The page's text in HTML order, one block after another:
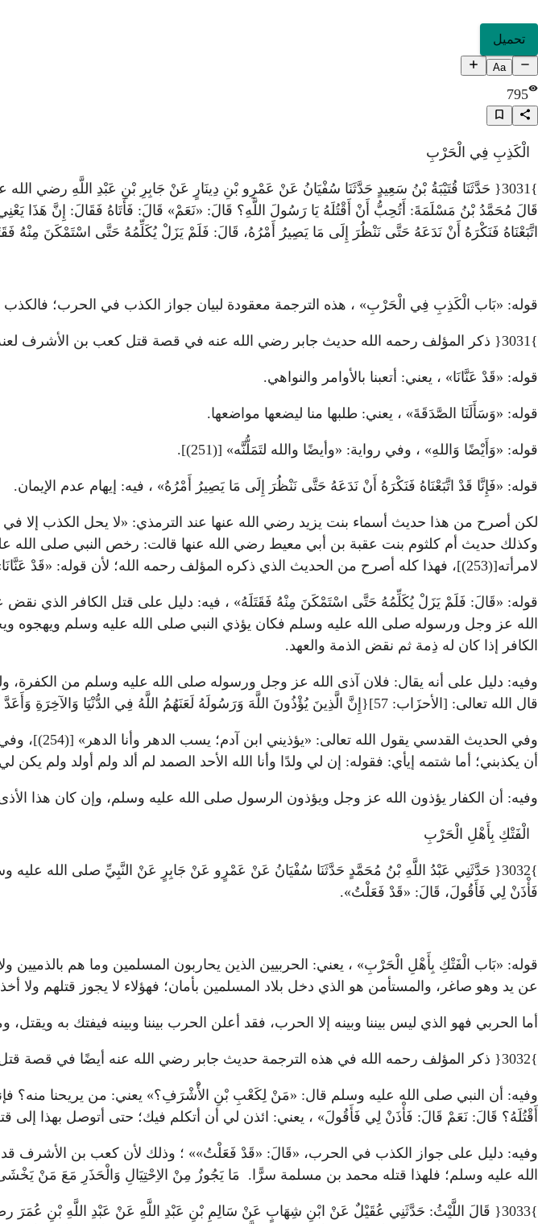
تحميل
Aa
795
الْكَذِبِ فِي الْحَرْبِ
}3031{ حَدَّثَنَا قُتَيْبَةُ بْنُ سَعِيدٍ حَدَّثَنَا سُفْيَانُ عَنْ عَمْرِو بْنِ دِينَارٍ عَنْ جَابِرِ بْنِ عَبْدِ اللَّهِ رضي
قَالَ مُحَمَّدُ بْنُ مَسْلَمَةَ: أَتُحِبُّ أَنْ أَقْتُلَهُ يَا رَسُولَ اللَّهِ؟ قَالَ: «نَعَمْ» قَالَ: فَأَتَاهُ فَقَالَ: إِنَّ هَذَا يَعْنِي
اتَّبَعْنَاهُ فَنَكْرَهُ أَنْ نَدَعَهُ حَتَّى نَنْظُرَ إِلَى مَا يَصِيرُ أَمْرُهُ، قَالَ: فَلَمْ يَزَلْ يُكَلِّمُهُ حَتَّى اسْتَمْكَنَ مِنْهُ
قوله: «بَاب الْكَذِبِ فِي الْحَرْبِ» ، هذه الترجمة معقودة لبيان جواز الكذب في الحرب؛
}3031{ ذكر المؤلف رحمه الله حديث جابر رضي الله عنه في قصة قتل كعب بن الأشرف لعنه الله عز وجل.
قوله: «قَدْ عَنَّانَا» ، يعني: أتعبنا بالأوامر والنواهي.
قوله: «وَسَأَلَنَا الصَّدَقَةَ» ، يعني: طلبها منا ليضعها مواضعها.
قوله: «وَأَيْضًا وَاللهِ» ، وفي رواية: «وأيضًا والله لتَمَلُّنَّه» [(251)].
قوله: «فَإِنَّا قَدْ اتَّبَعْنَاهُ فَنَكْرَهُ أَنْ نَدَعَهُ حَتَّى نَنْظُرَ إِلَى مَا يَصِيرُ أَمْرُهُ» ، فيه: إيهام عدم الإيمان.
وكذلك حديث أم كلثوم بنت عقبة بن أبي معيط رضي الله عنها قالت: رخص النبي صلى
لامرأته[(253)]، فهذا كله أصرح من الحديث الذي ذكره المؤلف رحمه الله؛ لأن قوله: «قَدْ عَنَّانَا» ، قد يقال: إنه ليس فيه كذب وإنه من باب التورية.
قوله: «قَالَ: فَلَمْ يَزَلْ يُكَلِّمُهُ حَتَّى اسْتَمْكَنَ مِنْهُ فَقَتَلَهُ» ، فيه: دليل على قتل الكافر الذي
الله عز وجل ورسوله صلى الله عليه وسلم فكان يؤذي النبي صلى الله عليه وسلم ويهجوه
الكافر إذا كان له ذِمة ثم نقض الذمة والعهد.
وفيه: دليل على أنه يقال: فلان آذى الله عز وجل ورسوله صلى الله عليه وسلم من الكفرة،
قال الله تعالى: [الأحزَاب: 57]{إِنَّ الَّذِينَ يُؤْذُونَ اللَّهَ وَرَسُولَهُ لَعَنَهُمُ اللَّهُ فِي الدُّنْيَا وَالآخِرَةِ وَأَعَدَّ لَهُمْ عَذَابًا مُهِيناً *}، فيكون هذا فيه أذى.
وفي الحديث
أن يكذبني؛ أما شتمه إيأي: فقوله: إن لي ولدًا وأنا الله الأحد الصمد لم ألد ولم أولد ولم يكن لي كفوًا أحد» [(255)]، إلى آخر الحديث القدسي، وهذا
وفيه: أن الكفار يؤذون الله عز وجل ويؤذون الرسول صلى الله عليه وسلم، وإن كان هذا
الْفَتْكِ بِأَهْلِ الْحَرْبِ
}3032{ حَدَّثَنِي عَبْدُ اللَّهِ بْنُ مُحَمَّدٍ حَدَّثَنَا سُفْيَانُ عَنْ عَمْرٍو عَنْ جَابِرٍ عَنْ النَّبِيِّ صلى الله
فَأْذَنْ لِي فَأَقُولَ، قَالَ: «قَدْ فَعَلْتُ».
قوله: «بَاب الْفَتْكِ بِأَهْلِ الْحَرْبِ» ، يعني: الحربيين الذين يحاربون المسلمين وما هم بالذميين
عن يد وهو صاغر، والمستأمن هو الذي دخل بلاد المسلمين بأمان؛ فهؤلاء لا يجوز قتلهم ولا
أما الحربي فهو الذي ليس بيننا وبينه إلا الحرب، فقد أعلن الحرب بيننا وبينه فيفتك به
}3032{ ذكر المؤلف رحمه الله في هذه الترجمة حديث جابر رضي الله عنه أيضًا في قصة قتل كعب بن الأشرف.
وفيه: أن النبي صلى الله عليه وسلم قال: «مَنْ لِكَعْبِ بْنِ الأَْشْرَفِ؟» يعني: من يريحنا
أَقْتُلَهُ؟ قَالَ: نَعَمْ قَالَ: فَأْذَنْ لِي فَأَقُولَ» ، يعني: ائذن لي أن أتكلم فيك؛ حتى أتوصل بهذا إلى
وفيه: دليل على جواز الكذب في الحرب، «قَالَ: «قَدْ فَعَلْتُ»» ؛ وذلك لأن كعب بن الأشرف
الله عليه وسلم؛ فلهذا قتله محمد بن مسلمة سرًّا. مَا يَجُوزُ مِنْ الاِحْتِيَالِ وَالْحَذَرِ مَعَ مَنْ
}3033{ قَالَ اللَّيْثُ: حَدَّثَنِي عُقَيْلٌ عَنْ ابْنِ شِهَابٍ عَنْ سَالِمِ بْنِ عَبْدِ اللَّهِ عَنْ عَبْدِ اللَّهِ بْنِ